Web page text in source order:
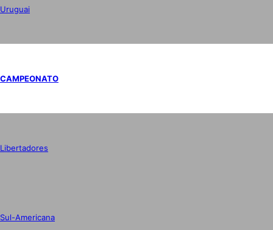
Uruguai
CAMPEONATO
Libertadores
Sul-Americana